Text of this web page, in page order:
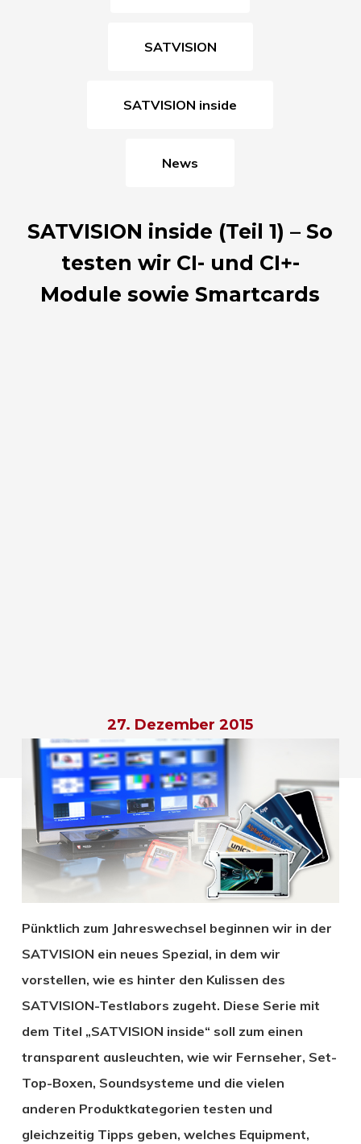
SATVISION
SATVISION inside
News
SATVISION inside (Teil 1) – So
testen wir CI- und CI+-
Module sowie Smartcards
27. Dezember 2015
Pünktlich zum Jahreswechsel beginnen wir in der
SATVISION ein neues Spezial, in dem wir
vorstellen, wie es hinter den Kulissen des
SATVISION-Testlabors zugeht. Diese Serie mit
dem Titel „SATVISION inside“ soll zum einen
transparent ausleuchten, wie wir Fernseher, Set-
Top-Boxen, Soundsysteme und die vielen
anderen Produktkategorien testen und
gleichzeitig Tipps geben, welches Equipment,